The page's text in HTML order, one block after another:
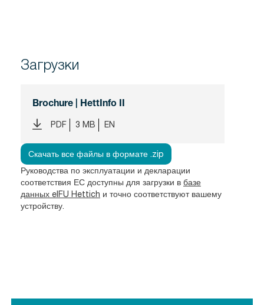
Загрузки
Brochure | HettInfo II
PDF 3 MB EN
Скачать все файлы в формате .zip
Руководства по эксплуатации и декларации
соответствия ЕС доступны для загрузки в базе
данных eIFU Hettich и точно соответствуют вашему
устройству.